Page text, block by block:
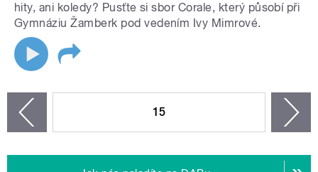
hity, ani koledy? Pusťte si sbor Corale, který působí při
Gymnáziu Žamberk pod vedením Ivy Mimrové.
15